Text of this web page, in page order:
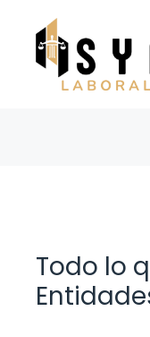
contenido
Todo lo